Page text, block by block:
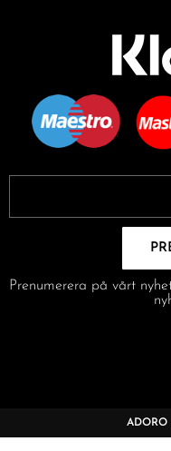
Prenumerera på vårt
ADORO